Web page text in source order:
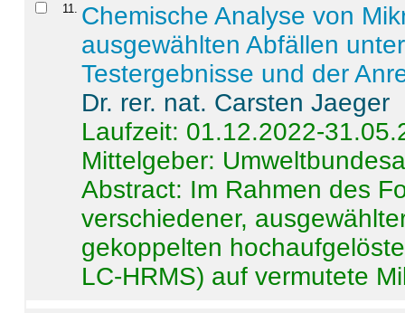
11
Chemische Analyse von
ausgewählten Abfällen
Testergebnisse und der
Dr. rer. nat. Carsten Jaeger
Laufzeit: 01.12.2022-
Mittelgeber:
Abstract: Im Rahmen des
verschiedener,
gekoppelten
LC-HRMS) auf vermutete